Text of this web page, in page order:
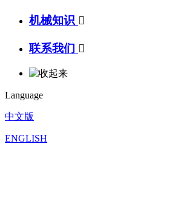
机械知识 
联系我们 
Language
中文版
ENGLISH